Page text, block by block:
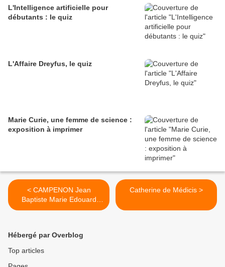
L'Intelligence artificielle pour
débutants : le quiz
L'Affaire Dreyfus, le quiz
Marie Curie, une femme de science :
exposition à imprimer
< CAMPENON Jean
Baptiste Marie Edouard
Campenon
Catherine de Médicis >
Hébergé par Overblog
Top articles